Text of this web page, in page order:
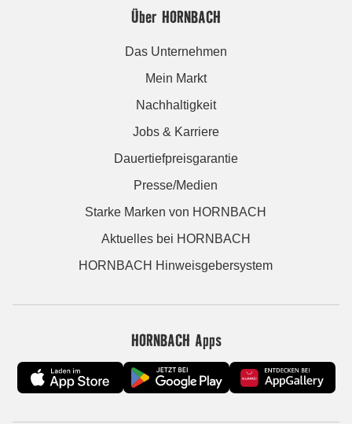
Über HORNBACH
Das Unternehmen
Mein Markt
Nachhaltigkeit
Jobs & Karriere
Dauertiefpreisgarantie
Presse/Medien
Starke Marken von HORNBACH
Aktuelles bei HORNBACH
HORNBACH Hinweisgebersystem
HORNBACH Apps